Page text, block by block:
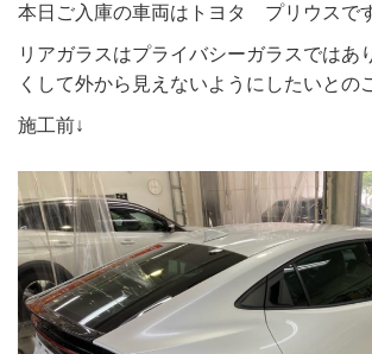
本日ご入庫の車両はトヨタ プリウスです
リアガラスはプライバシーガラスではあ
くして外から見えないようにしたいとの
施工前↓